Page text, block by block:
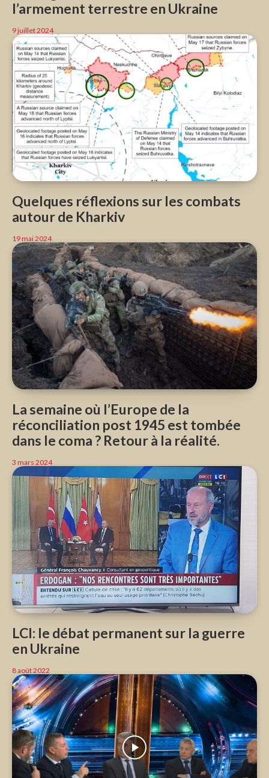
l’armement terrestre en Ukraine
9 juillet 2024
Quelques réflexions sur les combats
autour de Kharkiv
19 mai 2024
La semaine où l’Europe de la
réconciliation post 1945 est tombée
dans le coma ? Retour à la réalité.
3 mars 2024
LCI: le débat permanent sur la guerre
en Ukraine
8 août 2022